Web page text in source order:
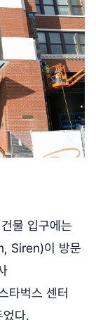
물 입구에는
Siren)이 방문
타벅스 센터
다.